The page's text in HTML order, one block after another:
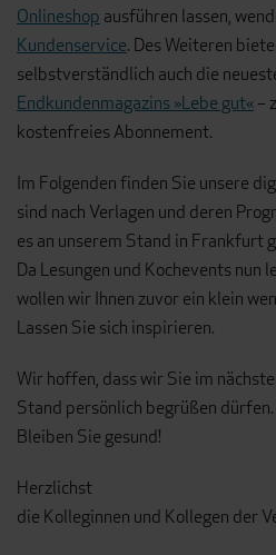
Onlineshop ausführen lassen,
Kundenservice. Des Weiteren
selbstverständlich auch die
Endkundenmagazins »Lebe gut«–
kostenfreies Abonnement.
Im Folgenden finden Sie unsere
sind nach Verlagen und deren
es an unserem Stand in Frankfurt
Da Lesungen und Kochevents nun
wollen wir Ihnen zuvor ein klein
Lassen Sie sich inspirieren.
Wir hoffen, dass wir Sie im
Stand persönlich begrüßen dürfen.
Bleiben Sie gesund!
Herzlichst
die Kolleginnen und Kollegen der